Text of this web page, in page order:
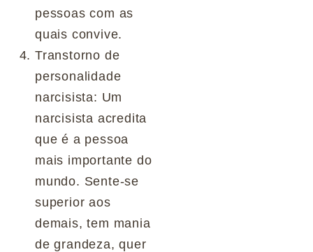
pessoas com as
quais convive.
Transtorno de
personalidade
narcisista: Um
narcisista acredita
que é a pessoa
mais importante do
mundo. Sente-se
superior aos
demais, tem mania
de grandeza, quer